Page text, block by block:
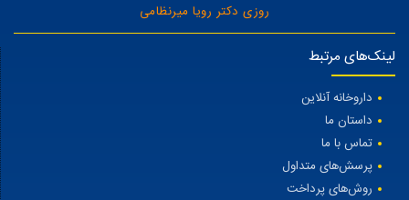
روزی دکتر رویا میرنظامی
لینک‌های مرتبط
داروخانه آنلاین
داستان ما
تماس با ما
پرسش‌های متداول
روش‌های پرداخت